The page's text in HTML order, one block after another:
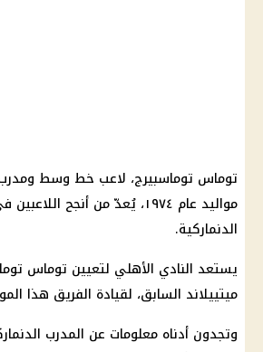
توماس توماسبيرج، لاعب خط وسط
مواليد عام ١٩٧٤، يُعدّ من أنجح
الدنماركية.
يستعد النادي الأهلي لتعيين توماس
ميتييلاند السابق، لقيادة الفريق هذا
وتجدون أدناه معلومات عن المدرب